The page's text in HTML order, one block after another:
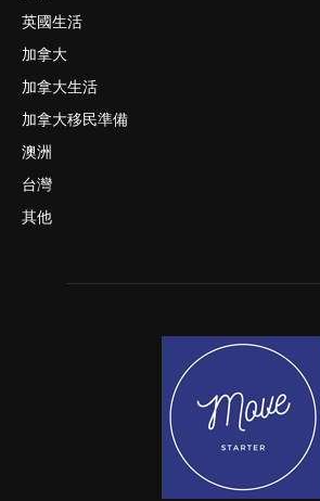
英國生活
加拿大
加拿大生活
加拿大移民準備
澳洲
台灣
其他